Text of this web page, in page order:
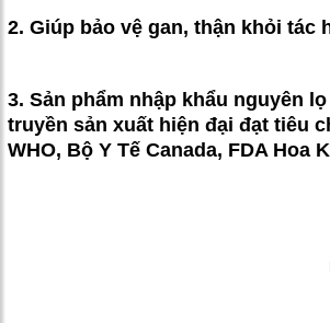
2. Giúp bảo vệ gan, thận khỏi tác
3. Sản phẩm nhập khẩu nguyên
truyền sản xuất hiện đại đạt tiêu
WHO, Bộ Y Tế Canada, FDA Hoa